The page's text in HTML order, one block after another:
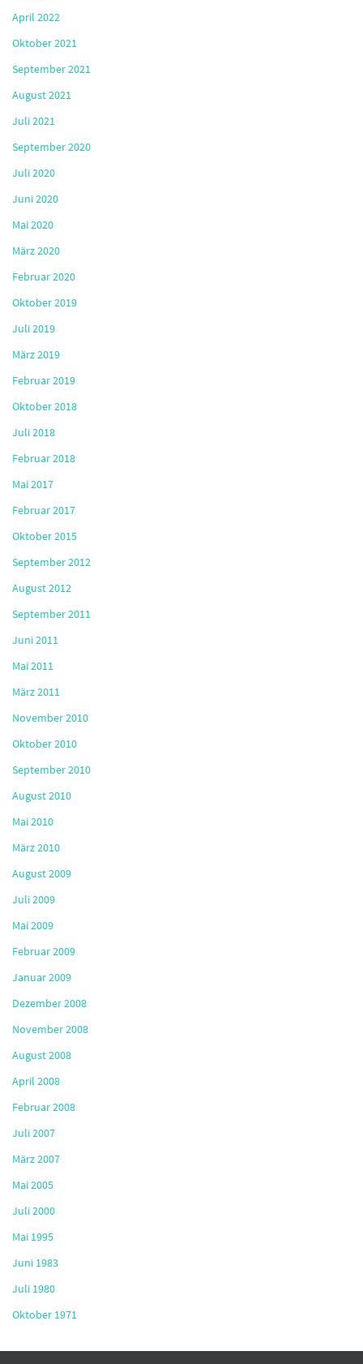
April 2022
Oktober 2021
September 2021
August 2021
Juli 2021
September 2020
Juli 2020
Juni 2020
Mai 2020
März 2020
Februar 2020
Oktober 2019
Juli 2019
März 2019
Februar 2019
Oktober 2018
Juli 2018
Februar 2018
Mai 2017
Februar 2017
Oktober 2015
September 2012
August 2012
September 2011
Juni 2011
Mai 2011
März 2011
November 2010
Oktober 2010
September 2010
August 2010
Mai 2010
März 2010
August 2009
Juli 2009
Mai 2009
Februar 2009
Januar 2009
Dezember 2008
November 2008
August 2008
April 2008
Februar 2008
Juli 2007
März 2007
Mai 2005
Juli 2000
Mai 1995
Juni 1983
Juli 1980
Oktober 1971